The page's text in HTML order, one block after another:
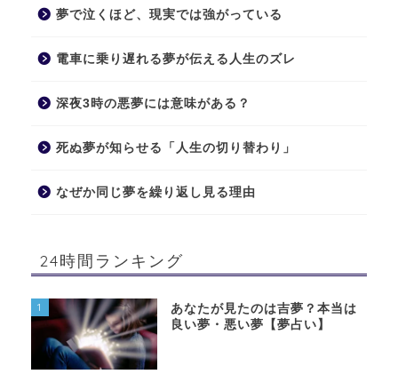
夢で泣くほど、現実では強がっている
電車に乗り遅れる夢が伝える人生のズレ
深夜3時の悪夢には意味がある？
死ぬ夢が知らせる「人生の切り替わり」
なぜか同じ夢を繰り返し見る理由
24時間ランキング
1
あなたが見たのは吉夢？本当は
良い夢・悪い夢【夢占い】